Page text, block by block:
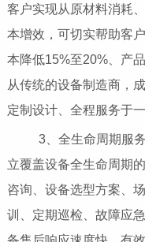
客户实现从原材料消耗
本增效，可切实帮助客
本降低15%至20%、产
从传统的设备制造商，
定制设计、全程服务于
3、全生命周期服务
立覆盖设备全生命周期
咨询、设备选型方案、
训、定期巡检、故障应